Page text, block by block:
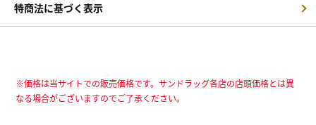
特商法に基づく表示
※価格は当サイトでの販売価格です。サンドラッグ各店の店頭価格とは異
なる場合がございますのでご了承ください。